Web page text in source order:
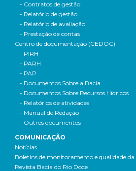
- Contratos de gestão
- Relatório de gestão
- Relatório de avaliação
- Prestação de contas
Centro de documentação (CEDOC)
- PIRH
- PARH
- PAP
- Documentos Sobre a Bacia
- Documentos Sobre Recursos Hídricos
- Relatórios de atividades
- Manual de Redação
- Outros documentos
COMUNICAÇÃO
Notícias
Boletins de monitoramento e qualidade da
Revista Bacia do Rio Doce